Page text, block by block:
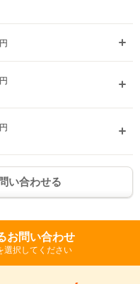
い合わせる
お問い合わせ
選択してください